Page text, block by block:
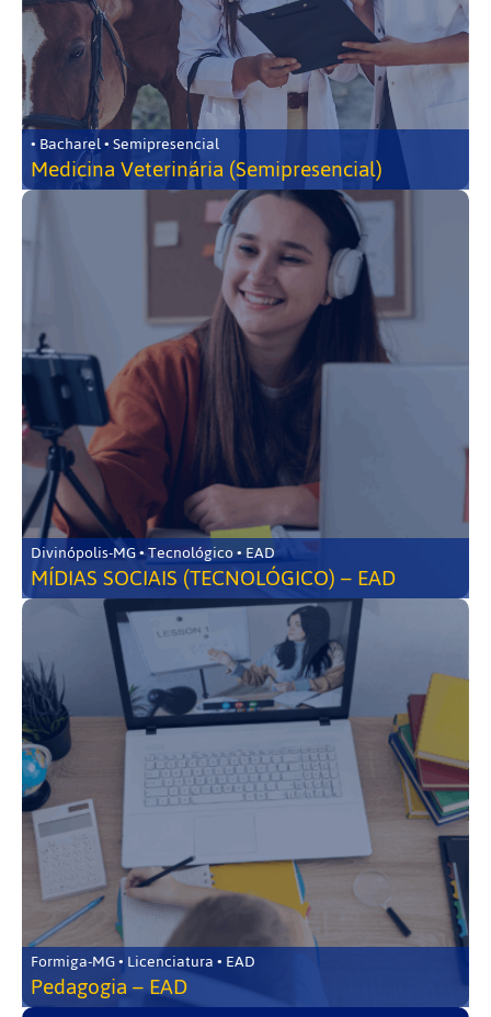
• Bacharel • Semipresencial
Medicina Veterinária (Semipresencial)
Divinópolis-MG • Tecnológico • EAD
MÍDIAS SOCIAIS (TECNOLÓGICO) – EAD
Formiga-MG • Licenciatura • EAD
Pedagogia – EAD